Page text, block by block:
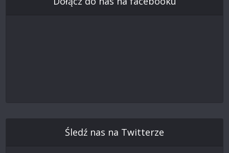
Śledź nas na Twitterze